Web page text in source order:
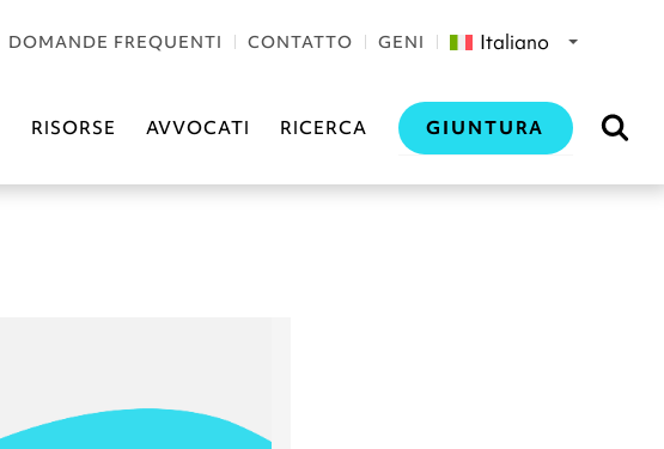
DOMANDE FREQUENTI CONTATTO GENI Italiano
RISORSE AVVOCATI RICERCA GIUNTURA